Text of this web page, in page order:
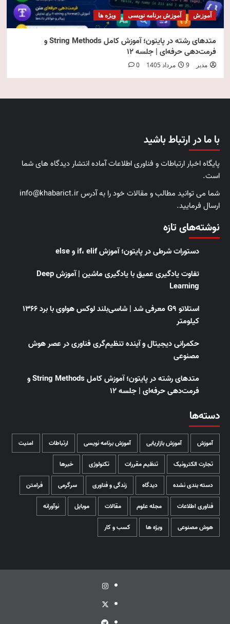
آموزش آموزش برنامه نویسی ویژه ها
متدهای رشته در پایتون؛ آموزش کامل String Methods و
فرمت‌دهی حرفه‌ای | جلسه ۱۲
مدیر 9 مرداد 1405 0
با ما در ارتباط باشید
پایگاه اخبار ارتباطات و فناوری اطلاعات آماده انتشار دیدگاه های شما
است.
شما می توانید مطالب و مقالات خود را به آدرس info@khabarict.ir
ارسال فرمایید.
نوشته‌های تازه
دستورات شرطی در پایتون؛ آموزش if، elif و else
تفاوت یادگیری عمیق با یادگیری ماشین | آموزش Deep
Learning
استلاتو G9 معرفی شد | شاسی‌بلند لوکس هواوی با برد ۱۳۶۶
کیلومتر
حکمرانی دیجیتال و آینده تنظیم‌گری فناوری در عصر هوش
مصنوعی
متدهای رشته در پایتون؛ آموزش کامل String Methods و
فرمت‌دهی حرفه‌ای | جلسه ۱۲
دسته‌ها
آموزش آموزش بازاریابی آموزش برنامه نویسی ارتباطات امنیت
تجارت الکترونیک تنظیم مقررات تکنولوژی خبرها
دسته بندی نشده دیدگاه زندگی و فناوری سرگرمی فرامتن
فناوری اطلاعات مجله علوم مقالات موبایل نوآورانه
هوش مصنوعی ویژه ها کسب و کار
اینستاگرام
توئیتر